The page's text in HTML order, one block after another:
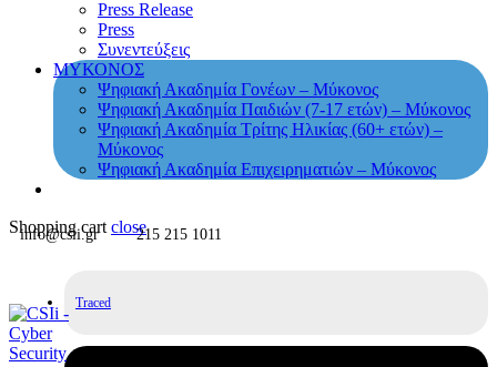
Press Release
Press
Συνεντεύξεις
ΜΥΚΟΝΟΣ
Ψηφιακή Ακαδημία Γονέων – Μύκονος
Ψηφιακή Ακαδημία Παιδιών (7-17 ετών) – Μύκονος
Ψηφιακή Ακαδημία Τρίτης Ηλικίας (60+ ετών) –
Μύκονος
Ψηφιακή Ακαδημία Επιχειρηματιών – Μύκονος
Shopping cart close
info@csii.gr 215 215 1011
Traced